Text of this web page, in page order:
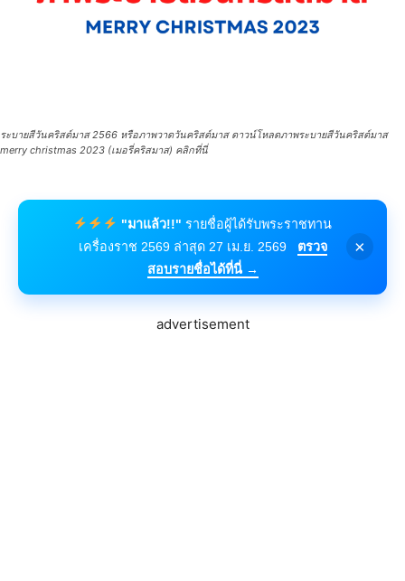
ระบายสีวันคริสต์มาส 2566 หรือภาพวาดวันคริสต์มาส ดาวน์โหลดภาพระบายสีวันคริสต์มาส
merry christmas 2023 (เมอรี่คริสมาส) คลิกที่นี่
"มาแล้ว!!" รายชื่อผู้ได้รับพระราชทาน
เครื่องราช 2569 ล่าสุด 27 เม.ย. 2569
ตรวจ
สอบรายชื่อได้ที่นี่ →
×
advertisement